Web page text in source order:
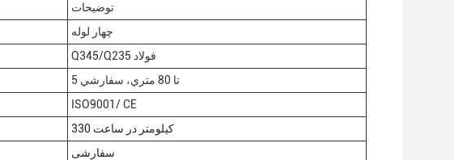
توضیحات
چهار لوله
Q345/Q235 فولاد
5 تا 80 متري، سفارشي
ISO9001/ CE
330 کیلومتر در ساعت
سفارشی